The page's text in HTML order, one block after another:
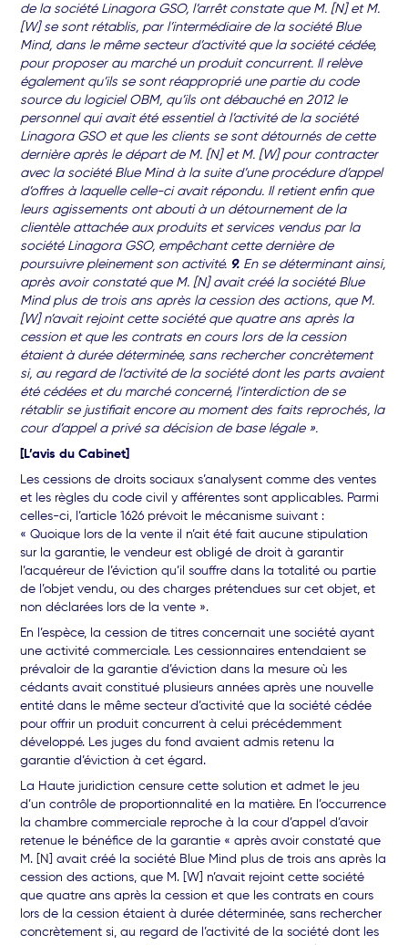
de la société Linagora GSO, l’arrêt constate que M. [N] et M.
[W] se sont rétablis, par l’intermédiaire de la société Blue
Mind, dans le même secteur d’activité que la société cédée,
pour proposer au marché un produit concurrent. Il relève
également qu’ils se sont réapproprié une partie du code
source du logiciel OBM, qu’ils ont débauché en 2012 le
personnel qui avait été essentiel à l’activité de la société
Linagora GSO et que les clients se sont détournés de cette
dernière après le départ de M. [N] et M. [W] pour contracter
avec la société Blue Mind à la suite d’une procédure d’appel
d’offres à laquelle celle-ci avait répondu. Il retient enfin que
leurs agissements ont abouti à un détournement de la
clientèle attachée aux produits et services vendus par la
société Linagora GSO, empêchant cette dernière de
poursuivre pleinement son activité. 9. En se déterminant ainsi,
après avoir constaté que M. [N] avait créé la société Blue
Mind plus de trois ans après la cession des actions, que M.
[W] n’avait rejoint cette société que quatre ans après la
cession et que les contrats en cours lors de la cession
étaient à durée déterminée, sans rechercher concrètement
si, au regard de l’activité de la société dont les parts avaient
été cédées et du marché concerné, l’interdiction de se
rétablir se justifiait encore au moment des faits reprochés, la
cour d’appel a privé sa décision de base légale ».
[L’avis du Cabinet]
Les cessions de droits sociaux s’analysent comme des ventes
et les règles du code civil y afférentes sont applicables. Parmi
celles-ci, l’article 1626 prévoit le mécanisme suivant :
« Quoique lors de la vente il n’ait été fait aucune stipulation
sur la garantie, le vendeur est obligé de droit à garantir
l’acquéreur de l’éviction qu’il souffre dans la totalité ou partie
de l’objet vendu, ou des charges prétendues sur cet objet, et
non déclarées lors de la vente ».
En l’espèce, la cession de titres concernait une société ayant
une activité commerciale. Les cessionnaires entendaient se
prévaloir de la garantie d’éviction dans la mesure où les
cédants avait constitué plusieurs années après une nouvelle
entité dans le même secteur d’activité que la société cédée
pour offrir un produit concurrent à celui précédemment
développé. Les juges du fond avaient admis retenu la
garantie d’éviction à cet égard.
La Haute juridiction censure cette solution et admet le jeu
d’un contrôle de proportionnalité en la matière. En l’occurrence
la chambre commerciale reproche à la cour d’appel d’avoir
retenue le bénéfice de la garantie « après avoir constaté que
M. [N] avait créé la société Blue Mind plus de trois ans après la
cession des actions, que M. [W] n’avait rejoint cette société
que quatre ans après la cession et que les contrats en cours
lors de la cession étaient à durée déterminée, sans rechercher
concrètement si, au regard de l’activité de la société dont les